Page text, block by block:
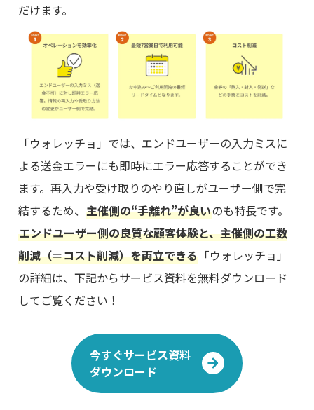
だけます。
「ウォレッチョ」では、エンドユーザーの入力ミスに
よる送金エラーにも即時にエラー応答することができ
ます。再入力や受け取りのやり直しがユーザー側で完
結するため、主催側の“手離れ”が良いのも特長です。
エンドユーザー側の良質な顧客体験と、主催側の工数
削減（＝コスト削減）を両立できる 「ウォレッチョ」
の詳細は、下記からサービス資料を無料ダウンロード
してご覧ください！
今すぐサービス資料
ダウンロード